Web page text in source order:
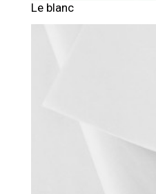
Le blanc